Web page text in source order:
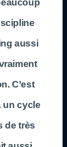
aussi
. C’est
un cycle
de très